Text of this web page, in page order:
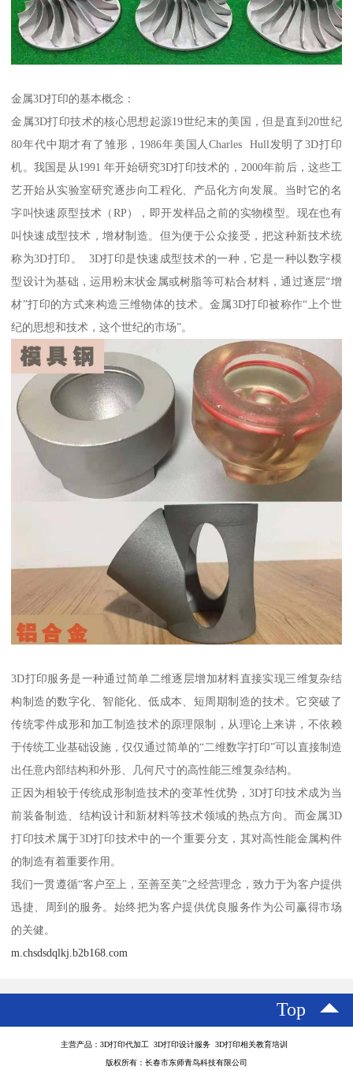
金属3D打印的基本概念：
金属3D打印技术的核心思想起源19世纪末的美国，但是直到20世纪
80年代中期才有了雏形，1986年美国人Charles Hull发明了3D打印
机。我国是从1991 年开始研究3D打印技术的，2000年前后，这些工
艺开始从实验室研究逐步向工程化、产品化方向发展。当时它的名
字叫快速原型技术（RP），即开发样品之前的实物模型。现在也有
叫快速成型技术，增材制造。但为便于公众接受，把这种新技术统
称为3D打印。 3D打印是快速成型技术的一种，它是一种以数字模
型设计为基础，运用粉末状金属或树脂等可粘合材料，通过逐层“增
材”打印的方式来构造三维物体的技术。金属3D打印被称作“上个世
纪的思想和技术，这个世纪的市场”。
3D打印服务是一种通过简单二维逐层增加材料直接实现三维复杂结
构制造的数字化、智能化、低成本、短周期制造的技术。它突破了
传统零件成形和加工制造技术的原理限制，从理论上来讲，不依赖
于传统工业基础设施，仅仅通过简单的“二维数字打印”可以直接制造
出任意内部结构和外形、几何尺寸的高性能三维复杂结构。
正因为相较于传统成形制造技术的变革性优势，3D打印技术成为当
前装备制造、结构设计和新材料等技术领域的热点方向。而金属3D
打印技术属于3D打印技术中的一个重要分支，其对高性能金属构件
的制造有着重要作用。
我们一贯遵循“客户至上，至善至美”之经营理念，致力于为客户提供
迅捷、周到的服务。始终把为客户提供优良服务作为公司赢得市场
的关健。
m.chsdsdqlkj.b2b168.com
Top
主营产品：3D打印代加工 3D打印设计服务 3D打印相关教育培训
版权所有：长春市东师青鸟科技有限公司